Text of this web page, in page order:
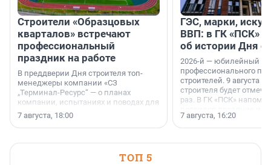
Строители «Образцовых
кварталов» встречают
профессиональный
праздник на работе
В преддверии Дня строителя топ-
менеджеры компании «СЗ
„Терминал-Ресурс“ — о планах
компании, испытаниях и поводах для
осторожного оптимизма.
7 августа, 18:00
ГЭС, марки,
ВВП: в ГК «ПСК»
об истории Дня
2026-й — юбилейный
профессионального
строителей. 9 августа
строителя будет
раз. В ГК «ПСК»
поменялась роль
7 августа, 16:20
ТОП 5